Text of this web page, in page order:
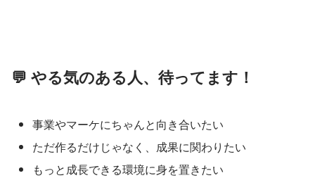
💬 やる気のある人、待ってます！
事業やマーケにちゃんと向き合いたい
ただ作るだけじゃなく、成果に関わりたい
もっと成長できる環境に身を置きたい